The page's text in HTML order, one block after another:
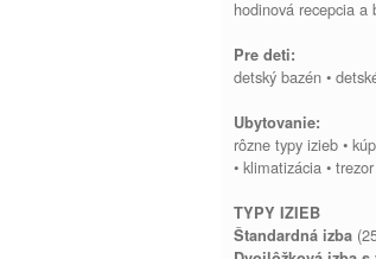
hodinová recepcia a
Pre deti:
detský bazén •
Ubytovanie:
rôzne typy izieb •
• klimatizácia •
TYPY IZIEB
Štandardná izba